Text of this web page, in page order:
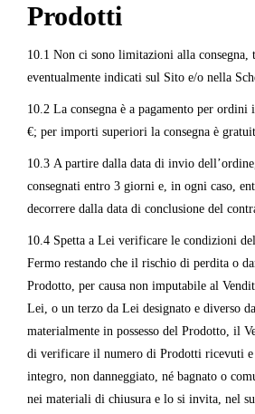
Prodotti
10.1 Non ci sono limitazioni alla consegna,
eventualmente indicati sul Sito e/o nella
10.2 La consegna è a pagamento per
€; per importi superiori la consegna è
10.3 A partire dalla data di invio
consegnati entro 3 giorni e, in ogni caso,
decorrere dalla data di conclusione del
10.4 Spetta a Lei verificare le condizioni
Fermo restando che il rischio di perdita o
Prodotto, per causa non imputabile al
Lei, o un terzo da Lei designato e diverso
materialmente in possesso del Prodotto, il
di verificare il numero di Prodotti ricevuti
integro, non danneggiato, né bagnato o
nei materiali di chiusura e lo si invita, nel